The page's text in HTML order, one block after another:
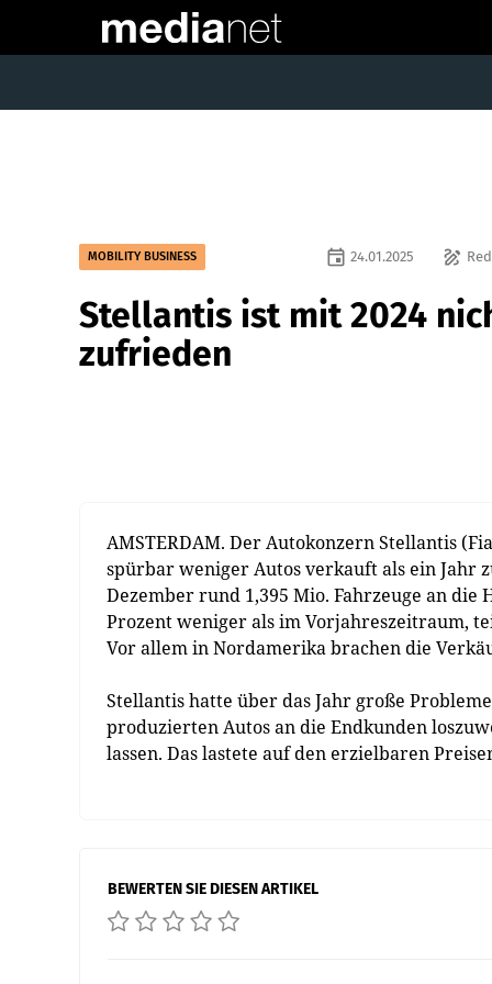
MOBILITY BUSINESS draw
event 24.01.2025
Stellantis ist mit 2024
zufrieden
AMSTERDAM. Der Autokonzern Stellantis
spürbar weniger Autos verkauft als ein Jahr
Dezember rund 1,395 Mio. Fahrzeuge an
Prozent weniger als im Vorjahreszeitraum,
Vor allem in Nordamerika brachen die
Stellantis hatte über das Jahr große
produzierten Autos an die Endkunden
lassen. Das lastete auf den erzielbaren
BEWERTEN SIE DIESEN ARTIKEL